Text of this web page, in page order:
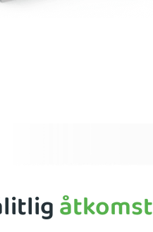
åtkomst